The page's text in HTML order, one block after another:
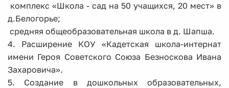
­ комплекс «Школа - сад на 50 учащихся, 20 мест» в
д.Белогорье;
­ средняя общеобразовательная школа в д. Шапша.
4. Расширение КОУ «Кадетская школа-интернат
имени Героя Советского Союза Безноскова Ивана
Захаровича».
5. Создание в дошкольных образовательных,